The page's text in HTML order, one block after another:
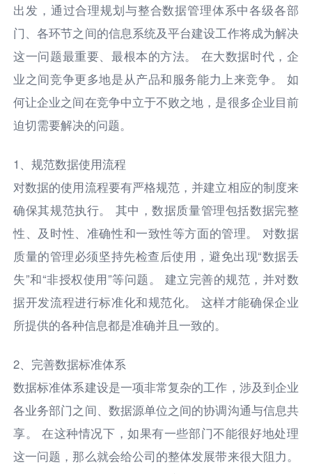
出发，通过合理规划与整合数据管理体系中各级各部
门、各环节之间的信息系统及平台建设工作将成为解决
这一问题最重要、最根本的方法。 在大数据时代，企
业之间竞争更多地是从产品和服务能力上来竞争。 如
何让企业之间在竞争中立于不败之地，是很多企业目前
迫切需要解决的问题。
1、规范数据使用流程
对数据的使用流程要有严格规范，并建立相应的制度来
确保其规范执行。 其中，数据质量管理包括数据完整
性、及时性、准确性和一致性等方面的管理。 对数据
质量的管理必须坚持先检查后使用，避免出现“数据丢
失”和“非授权使用”等问题。 建立完善的规范，并对数
据开发流程进行标准化和规范化。 这样才能确保企业
所提供的各种信息都是准确并且一致的。
2、完善数据标准体系
数据标准体系建设是一项非常复杂的工作，涉及到企业
各业务部门之间、数据源单位之间的协调沟通与信息共
享。 在这种情况下，如果有一些部门不能很好地处理
这一问题，那么就会给公司的整体发展带来很大阻力。